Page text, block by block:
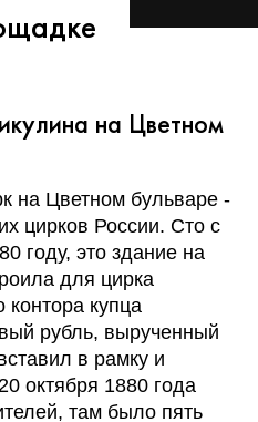
на Цветном
на Цветном бульваре -
цирков России. Сто с
году, это здание на
для цирка
купца
рубль, вырученный
в рамку и
октября 1880 года
там было пять